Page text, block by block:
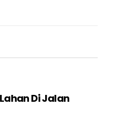
Di Jalan